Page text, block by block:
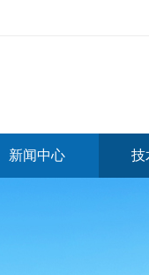
新闻中心 技